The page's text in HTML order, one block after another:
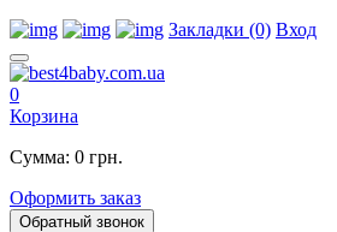
Закладки (0) Вход
0
Корзина
Сумма: 0 грн.
Оформить заказ
Обратный звонок